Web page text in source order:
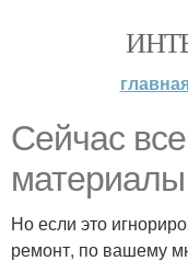
Сейчас
Но если это
ремонт, по вашему